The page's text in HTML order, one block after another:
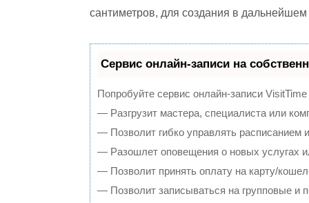
сантиметров, для создания в
Сервис онлайн-записи на
Попробуйте сервис онлайн-записи
— Разгрузит мастера, специалиста или
— Позволит гибко управлять расписанием и
— Разошлет оповещения о новых услугах
— Позволит принять оплату на карту/
— Позволит записываться на групповые и